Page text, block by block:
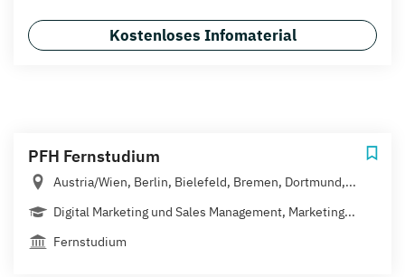
Kostenloses Infomaterial
PFH Fernstudium
Austria/Wien, Berlin, Bielefeld, Bremen, Dortmund,...
Digital Marketing und Sales Management, Marketing...
Fernstudium